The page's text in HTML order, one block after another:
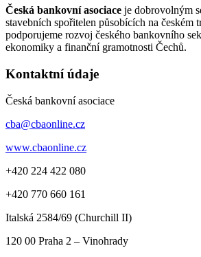
Česká bankovní asociace je dobrovolným
stavebních spořitelen působících na českém
podporujeme rozvoj českého bankovního
ekonomiky a finanční gramotnosti Čechů.
Kontaktní údaje
Česká bankovní asociace
cba@cbaonline.cz
www.cbaonline.cz
+420 224 422 080
+420 770 660 161
Italská 2584/69 (Churchill II)
120 00 Praha 2 – Vinohrady